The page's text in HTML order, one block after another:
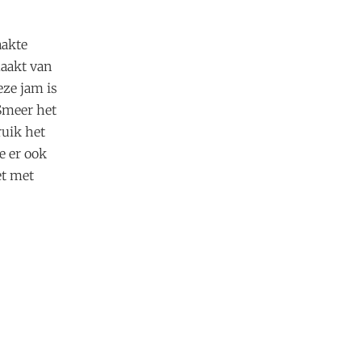
van
jam is
het
het
er ook
met